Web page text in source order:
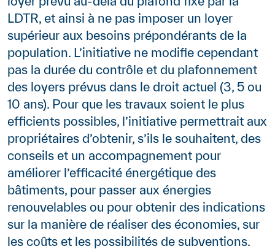
LDTR, et ainsi à ne pas imposer un loyer
supérieur aux besoins prépondérants de la
population. L’initiative ne modifie cependant
pas la durée du contrôle et du plafonnement
des loyers prévus dans le droit actuel (3, 5 ou
10 ans). Pour que les travaux soient le plus
efficients possibles, l’initiative permettrait aux
propriétaires d’obtenir, s’ils le souhaitent, des
conseils et un accompagnement pour
améliorer l’efficacité énergétique des
bâtiments, pour passer aux énergies
renouvelables ou pour obtenir des indications
sur la manière de réaliser des économies, sur
les coûts et les possibilités de subventions.